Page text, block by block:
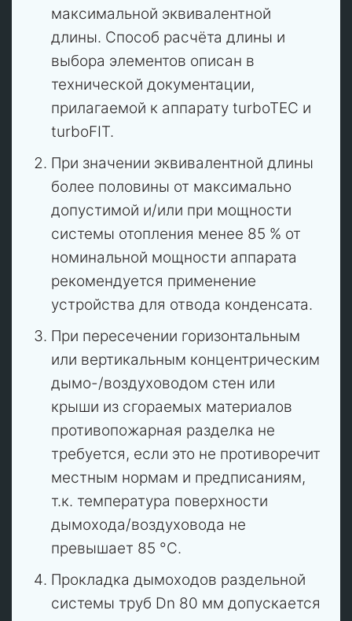
максимальной эквивалентной
длины. Способ расчёта длины и
выбора элементов описан в
технической документации,
прилагаемой к аппарату turboTEC и
turboFIT.
При значении эквивалентной длины
более половины от максимально
допустимой и/или при мощности
системы отопления менее 85 % от
номинальной мощности аппарата
рекомендуется применение
устройства для отвода конденсата.
При пересечении горизонтальным
или вертикальным концентрическим
дымо-/воздуховодом стен или
крыши из сгораемых материалов
противопожарная разделка не
требуется, если это не противоречит
местным нормам и предписаниям,
т.к. температура поверхности
дымохода/воздуховода не
превышает 85 °C.
Прокладка дымоходов раздельной
системы труб Dn 80 мм допускается